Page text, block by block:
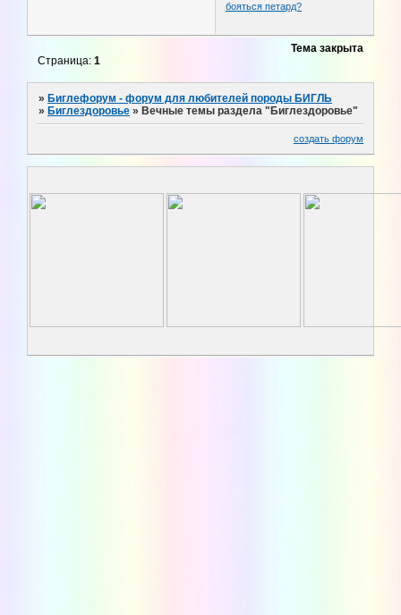
бояться петард?
Тема закрыта
Страница:1
»Биглефорум - форум для любителей породы БИГЛЬ
»Биглездоровье »Вечные темы раздела "Биглездоровье"
создать форум